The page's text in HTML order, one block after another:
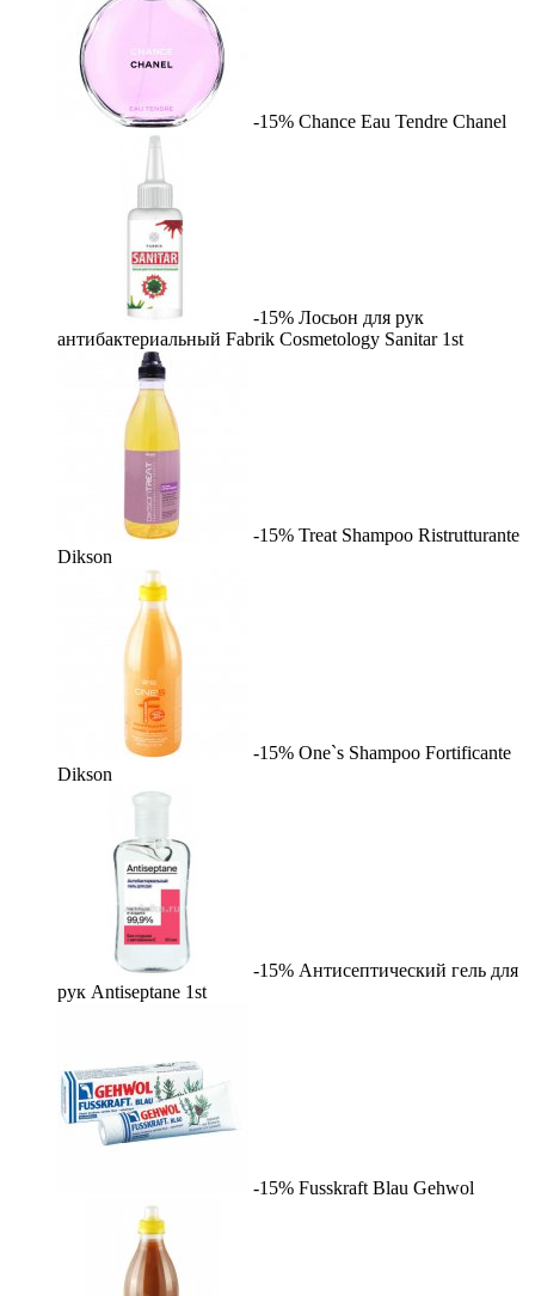
-15% Chance Eau Tendre Chanel
-15% Лосьон для рук
антибактериальный Fabrik Cosmetology Sanitar 1st
-15% Treat Shampoo Ristrutturante
Dikson
-15% One`s Shampoo Fortificante
Dikson
-15% Антисептический гель для
рук Antiseptane 1st
-15% Fusskraft Blau Gehwol